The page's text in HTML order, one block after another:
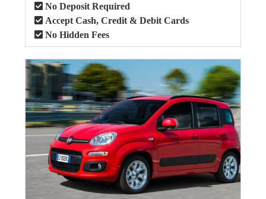
No Deposit Required
Accept Cash, Credit & Debit Cards
No Hidden Fees